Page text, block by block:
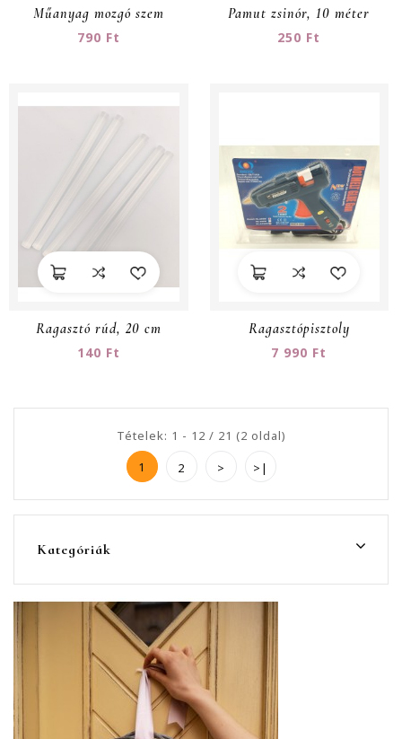
Műanyag mozgó szem
790 Ft
Pamut zsinór, 10 méter
250 Ft
Ragasztó rúd, 20 cm
140 Ft
Ragasztópisztoly
7 990 Ft
Tételek: 1 - 12 / 21 (2 oldal)
1
2 > >|
Kategóriák